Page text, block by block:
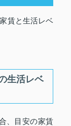
賃と生活レベ
生活レベ
、目安の家賃